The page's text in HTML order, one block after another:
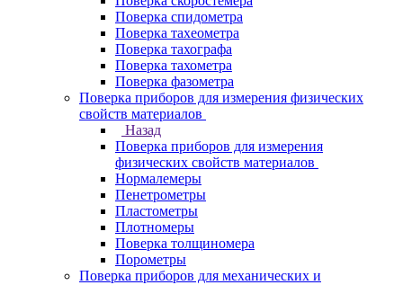
Поверка спидометра
Поверка тахеометра
Поверка тахографа
Поверка тахометра
Поверка фазометра
Поверка приборов для измерения физических
свойств материалов
Назад
Поверка приборов для измерения
физических свойств материалов
Нормалемеры
Пенетрометры
Пластометры
Плотномеры
Поверка толщиномера
Порометры
Поверка приборов для механических и